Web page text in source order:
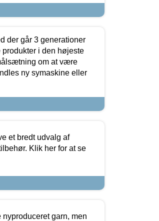
der går 3 generationer
i den højeste
om at være
ny symaskine eller
et bredt udvalg af
Klik her for at se
garn, men